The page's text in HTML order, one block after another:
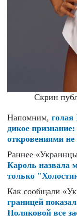
Скрин
Напомним,
дикое
откровениями не
Раннее
Кароль назвала
только
Как сообщали
границей
Поляковой все